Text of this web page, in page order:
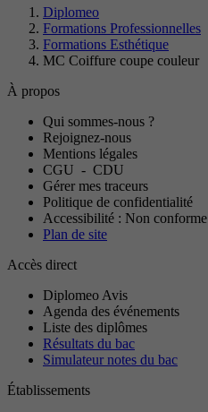
Diplomeo
Formations Professionnelles
Formations Esthétique
MC Coiffure coupe couleur
À propos
Qui sommes-nous ?
Rejoignez-nous
Mentions légales
CGU - CDU
Gérer mes traceurs
Politique de confidentialité
Accessibilité : Non conforme
Plan de site
Accès direct
Diplomeo Avis
Agenda des événements
Liste des diplômes
Résultats du bac
Simulateur notes du bac
Établissements